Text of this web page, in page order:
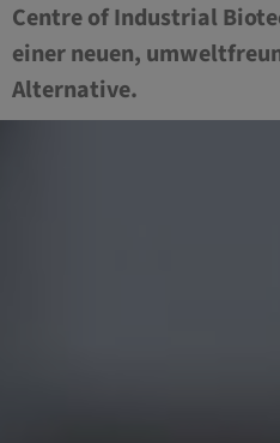
Centre of Industrial
einer neuen,
Alternative.